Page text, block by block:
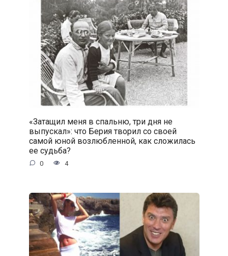
«Затащил меня в спальню, три дня не
выпускал»: что Берия творил со своей
самой юной возлюбленной, как сложилась
ее судьба?
0 4